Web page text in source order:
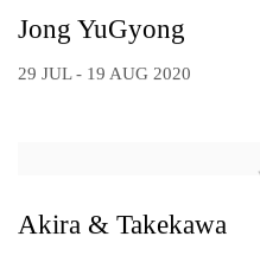
Jong YuGyong
29 JUL - 19 AUG 2020
Akira & Takekawa